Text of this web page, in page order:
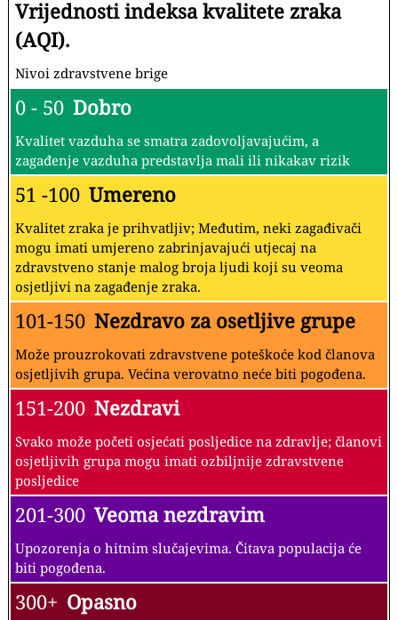
Vrijednosti indeksa kvalitete zraka
(AQI).
Nivoi zdravstvene brige
0 - 50 Dobro
Kvalitet vazduha se smatra zadovoljavajućim, a
zagađenje vazduha predstavlja mali ili nikakav rizik
51 -100 Umereno
Kvalitet zraka je prihvatljiv; Međutim, neki zagađivači
mogu imati umjereno zabrinjavajući utjecaj na
zdravstveno stanje malog broja ljudi koji su veoma
osjetljivi na zagađenje zraka.
101-150 Nezdravo za osetljive grupe
Može prouzrokovati zdravstvene poteškoće kod članova
osjetljivih grupa. Većina verovatno neće biti pogođena.
151-200 Nezdravi
Svako može početi osjećati posljedice na zdravlje; članovi
osjetljivih grupa mogu imati ozbiljnije zdravstvene
posljedice
201-300 Veoma nezdravim
Upozorenja o hitnim slučajevima. Čitava populacija će
biti pogođena.
300+ Opasno